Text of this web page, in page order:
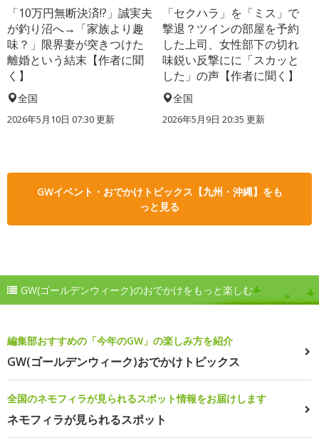
「10万円無断決済!?」誠実夫
が釣り沼へ→「家族より趣
味？」限界妻が突きつけた
離婚という結末【作者に聞
く】
全国
2026年5月10日 07:30 更新
「セクハラ」を「ミス」で
撃退？ツインの部屋を予約
した上司、女性部下の切れ
味鋭い反撃にに「スカッと
した」の声【作者に聞く】
全国
2026年5月9日 20:35 更新
GWイベント・おでかけトピックス【九州・沖縄】をも
っと見る
GW(ゴールデンウィーク)のおでかけをもっと楽しむ
編集部おすすめの「今年のGW」の楽しみ方を紹介
GW(ゴールデンウィーク)おでかけトピックス
全国のネモフィラが見られるスポット情報をお届けします
ネモフィラが見られるスポット